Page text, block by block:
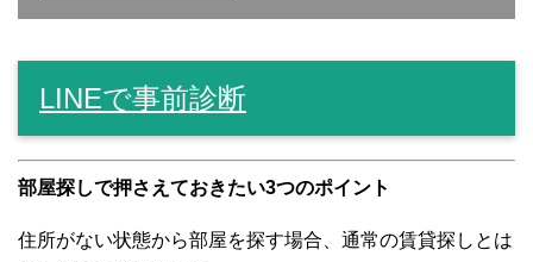
LINEで事前診断
部屋探しで押さえておきたい3つのポイント
住所がない状態から部屋を探す場合、通常の賃貸探しとは